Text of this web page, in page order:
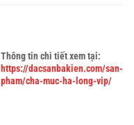
Thông tin chi tiết xem tại:
https://dacsanbakien.com/san-
pham/cha-muc-ha-long-vip/